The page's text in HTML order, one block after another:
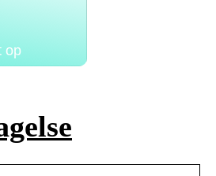
op